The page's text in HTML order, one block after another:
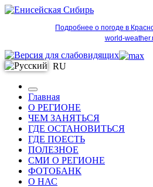
Подробнее о погоде в
world-
RU
Главная
О РЕГИОНЕ
ЧЕМ ЗАНЯТЬСЯ
ГДЕ ОСТАНОВИТЬСЯ
ГДЕ ПОЕСТЬ
ПОЛЕЗНОЕ
СМИ О РЕГИОНЕ
ФОТОБАНК
О НАС